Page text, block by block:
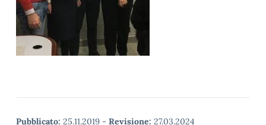
Pubblicato: 25.11.2019 - Revisione: 27.03.2024